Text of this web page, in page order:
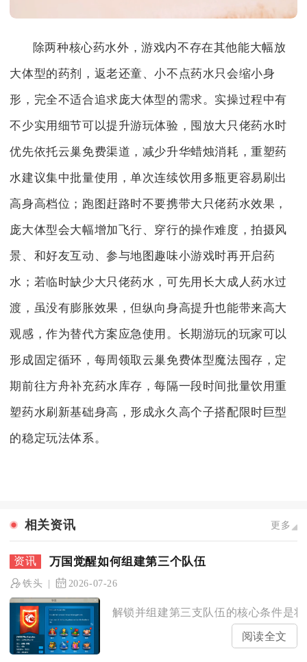
除两种核心药水外，游戏内不存在其他能大幅放
大体型的药剂，返老还童、小不点药水只会缩小身
形，完全不适合追求庞大体型的需求。实操过程中有
不少实用细节可以提升游玩体验，囤放大只佬药水时
优先依托云巢免费渠道，减少升华蜡烛消耗，重塑药
水建议集中批量使用，单次连续饮用多瓶更容易刷出
高身高档位；跑图赶路时不要携带大只佬药水效果，
庞大体型会大幅增加飞行、穿行的操作难度，拍摄风
景、和好友互动、参与地图趣味小游戏时再开启药
水；若临时缺少大只佬药水，可先用长大成人药水过
渡，虽没有膨胀效果，但纵向身高提升也能带来高大
观感，作为替代方案应急使用。长期游玩的玩家可以
形成固定循环，每周领取云巢免费体型魔法囤存，定
期前往方舟补充药水库存，每隔一段时间批量饮用重
塑药水刷新基础身高，形成永久高个子搭配限时巨型
的稳定玩法体系。
相关资讯 更多
万国觉醒如何组建第三个队伍
铁头 2026-07-26
解锁并组建第三支队伍的核心条件是
阅读全文